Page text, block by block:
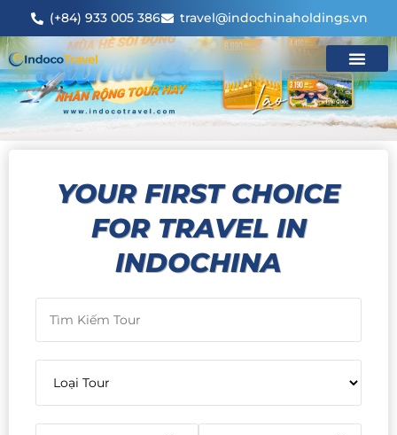
(+84) 933 005 386 travel@indochinaholdings.vn
YOUR FIRST CHOICE
FOR TRAVEL IN
INDOCHINA​